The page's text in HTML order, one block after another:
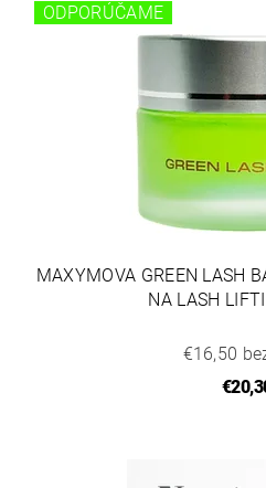
ODPORÚČAME
MAXYMOVA GREEN LASH
NA LASH
€16,50